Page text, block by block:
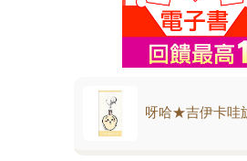
呀哈★吉伊卡哇